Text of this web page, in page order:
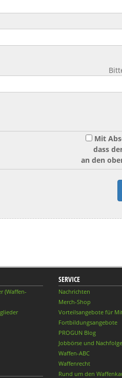
Mit
dass
an den
(Waffen-
SERVICE
Nachrichten
Merch-Shop
Vorteilsangebote für
Fortbildungsangebote
PROGUN Blog
Jobbörse und Nachfolge
Waffen-ABC
Waffenrecht
Rund um den